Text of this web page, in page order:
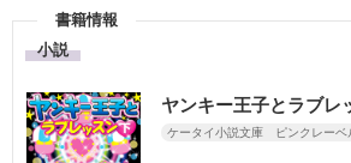
書籍情報
小説
ヤンキー王子とラブレ
ケータイ小説文庫 ピンクレーベ